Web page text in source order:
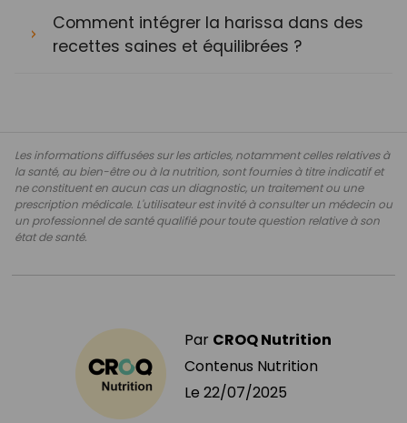
Comment intégrer la harissa dans des
recettes saines et équilibrées ?
Les informations diffusées sur les articles, notamment celles relatives à
la santé, au bien-être ou à la nutrition, sont fournies à titre indicatif et
ne constituent en aucun cas un diagnostic, un traitement ou une
prescription médicale. L'utilisateur est invité à consulter un médecin ou
un professionnel de santé qualifié pour toute question relative à son
état de santé.
Par CROQ Nutrition
Contenus Nutrition
Le 22/07/2025